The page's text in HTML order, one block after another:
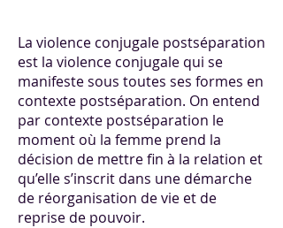
La violence conjugale postséparation
est la violence conjugale qui se
manifeste sous toutes ses formes en
contexte postséparation. On entend
par contexte postséparation le
moment où la femme prend la
décision de mettre fin à la relation et
qu’elle s’inscrit dans une démarche
de réorganisation de vie et de
reprise de pouvoir.